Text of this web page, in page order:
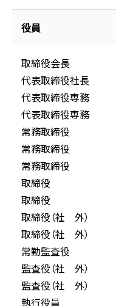
役員
取締役会長
代表取締役社長
代表取締役専務
代表取締役専務
常務取締役
常務取締役
常務取締役
取締役
取締役
取締役（社 外）
取締役（社 外）
常勤監査役
監査役（社 外）
監査役（社 外）
執行役員